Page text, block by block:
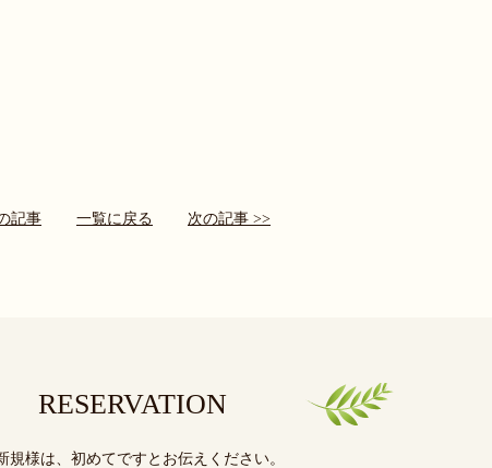
記事 一覧に戻る 次の記事 >>
RESERVATION
規様は、初めてですとお伝えください。